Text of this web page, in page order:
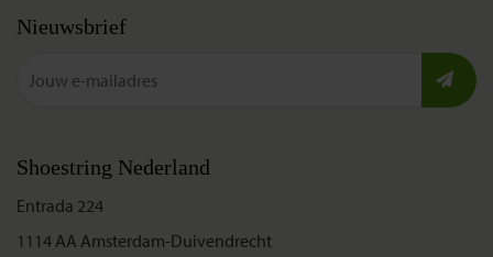
Nieuwsbrief
Shoestring Nederland
Entrada 224
1114 AA Amsterdam-Duivendrecht